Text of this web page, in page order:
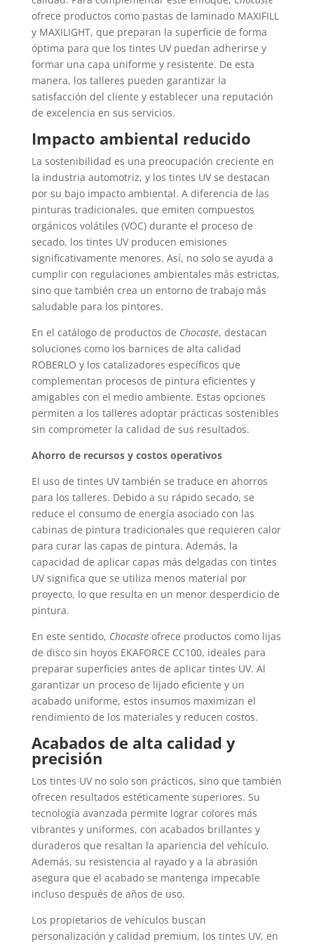
ofrece productos como pastas de laminado MAXIFILL
y MAXILIGHT, que preparan la superficie de forma
óptima para que los tintes UV puedan adherirse y
formar una capa uniforme y resistente. De esta
manera, los talleres pueden garantizar la
satisfacción del cliente y establecer una reputación
de excelencia en sus servicios.
Impacto ambiental reducido
La sostenibilidad es una preocupación creciente en
la industria automotriz, y los tintes UV se destacan
por su bajo impacto ambiental. A diferencia de las
pinturas tradicionales, que emiten compuestos
orgánicos volátiles (VOC) durante el proceso de
secado, los tintes UV producen emisiones
significativamente menores. Así, no solo se ayuda a
cumplir con regulaciones ambientales más estrictas,
sino que también crea un entorno de trabajo más
saludable para los pintores.
En el catálogo de productos de Chocaste, destacan
soluciones como los barnices de alta calidad
ROBERLO y los catalizadores específicos que
complementan procesos de pintura eficientes y
amigables con el medio ambiente. Estas opciones
permiten a los talleres adoptar prácticas sostenibles
sin comprometer la calidad de sus resultados.
Ahorro de recursos y costos operativos
El uso de tintes UV también se traduce en ahorros
para los talleres. Debido a su rápido secado, se
reduce el consumo de energía asociado con las
cabinas de pintura tradicionales que requieren calor
para curar las capas de pintura. Además, la
capacidad de aplicar capas más delgadas con tintes
UV significa que se utiliza menos material por
proyecto, lo que resulta en un menor desperdicio de
pintura.
En este sentido, Chocasteofrece productos como lijas
de disco sin hoyos EKAFORCE CC100, ideales para
preparar superficies antes de aplicar tintes UV. Al
garantizar un proceso de lijado eficiente y un
acabado uniforme, estos insumos maximizan el
rendimiento de los materiales y reducen costos.
Acabados de alta calidad y
precisión
Los tintes UV no solo son prácticos, sino que también
ofrecen resultados estéticamente superiores. Su
tecnología avanzada permite lograr colores más
vibrantes y uniformes, con acabados brillantes y
duraderos que resaltan la apariencia del vehículo.
Además, su resistencia al rayado y a la abrasión
asegura que el acabado se mantenga impecable
incluso después de años de uso.
Los propietarios de vehículos buscan
personalización y calidad premium, los tintes UV, en